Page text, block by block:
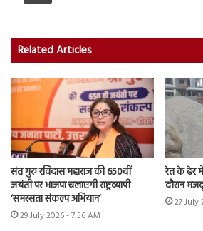
Related Articles
संत गुरु रविदास महाराज की 650वीं
जयंती पर भाजपा चलाएगी राष्ट्रव्यापी
‘समरसता संकल्प अभियान’
29 July 2026 - 7:56 AM
रेत के ढेर
दौरान
27 July